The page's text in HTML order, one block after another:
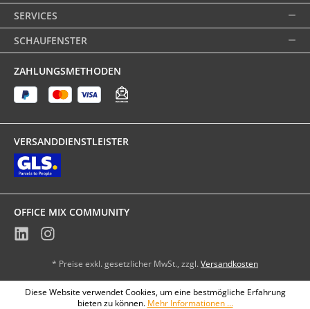
SERVICES
SCHAUFENSTER
ZAHLUNGSMETHODEN
VERSANDDIENSTLEISTER
OFFICE MIX COMMUNITY
* Preise exkl. gesetzlicher MwSt., zzgl. Versandkosten
Diese Website verwendet Cookies, um eine bestmögliche Erfahrung
bieten zu können. Mehr Informationen ...